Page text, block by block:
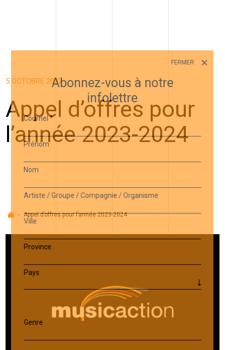
5 OCTOBRE 2022
Appel d’offres pour
l’année 2023-2024
Accueil
- Appel d’offres pour l’année 2023-2024
FERMER
Abonnez-vous à notre
infolettre
Courriel*
Prénom
Nom
Artiste / Groupe / Compagnie / Organisme
Ville
Province
Pays
Genre